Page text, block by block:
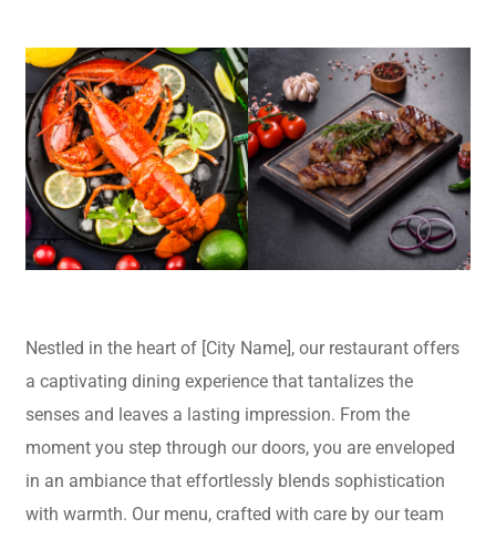
Nestled in the heart of [City Name], our restaurant offers
a captivating dining experience that tantalizes the
senses and leaves a lasting impression. From the
moment you step through our doors, you are enveloped
in an ambiance that effortlessly blends sophistication
with warmth. Our menu, crafted with care by our team